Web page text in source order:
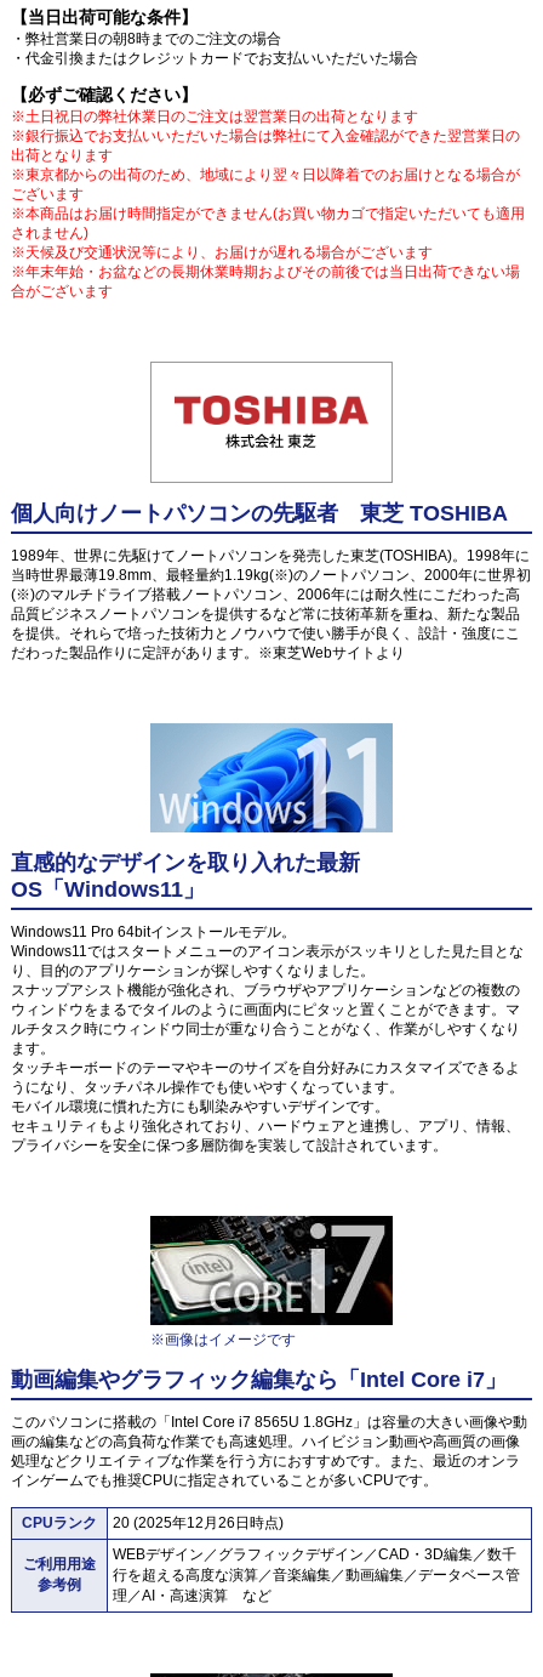
【当日出荷可能な条件】
・弊社営業日の朝8時までのご注文の場合
・代金引換またはクレジットカードでお支払いいただいた場合
【必ずご確認ください】
※土日祝日の弊社休業日のご注文は翌営業日の出荷となります
※銀行振込でお支払いいただいた場合は弊社にて入金確認ができた翌営業日の
出荷となります
※東京都からの出荷のため、地域により翌々日以降着でのお届けとなる場合が
ございます
※本商品はお届け時間指定ができません(お買い物カゴで指定いただいても適用
されません)
※天候及び交通状況等により、お届けが遅れる場合がございます
※年末年始・お盆などの長期休業時期およびその前後では当日出荷できない場
合がございます
個人向けノートパソコンの先駆者 東芝 TOSHIBA
1989年、世界に先駆けてノートパソコンを発売した東芝(TOSHIBA)。1998年に
当時世界最薄19.8mm、最軽量約1.19kg(※)のノートパソコン、2000年に世界初
(※)のマルチドライブ搭載ノートパソコン、2006年には耐久性にこだわった高
品質ビジネスノートパソコンを提供するなど常に技術革新を重ね、新たな製品
を提供。それらで培った技術力とノウハウで使い勝手が良く、設計・強度にこ
だわった製品作りに定評があります。※東芝Webサイトより
直感的なデザインを取り入れた最新
OS「Windows11」
Windows11 Pro 64bitインストールモデル。
Windows11ではスタートメニューのアイコン表示がスッキリとした見た目とな
り、目的のアプリケーションが探しやすくなりました。
スナップアシスト機能が強化され、ブラウザやアプリケーションなどの複数の
ウィンドウをまるでタイルのように画面内にピタッと置くことができます。マ
ルチタスク時にウィンドウ同士が重なり合うことがなく、作業がしやすくなり
ます。
タッチキーボードのテーマやキーのサイズを自分好みにカスタマイズできるよ
うになり、タッチパネル操作でも使いやすくなっています。
モバイル環境に慣れた方にも馴染みやすいデザインです。
セキュリティもより強化されており、ハードウェアと連携し、アプリ、情報、
プライバシーを安全に保つ多層防御を実装して設計されています。
※画像はイメージです
動画編集やグラフィック編集なら「Intel Core i7」
このパソコンに搭載の「Intel Core i7 8565U 1.8GHz」は容量の大きい画像や動
画の編集などの高負荷な作業でも高速処理。ハイビジョン動画や高画質の画像
処理などクリエイティブな作業を行う方におすすめです。また、最近のオンラ
インゲームでも推奨CPUに指定されていることが多いCPUです。
CPUランク 20 (2025年12月26日時点)
ご利用用途
参考例
WEBデザイン／グラフィックデザイン／CAD・3D編集／数千
行を超える高度な演算／音楽編集／動画編集／データベース管
理／AI・高速演算 など